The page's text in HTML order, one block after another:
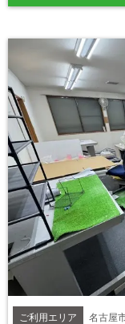
ご利用エリア 名古屋